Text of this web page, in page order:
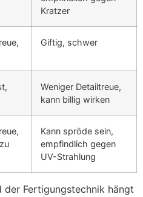
Kratzer
Giftig, schwer
Weniger Detailtreue,
kann billig wirken
Kann spröde sein,
empfindlich gegen
UV-Strahlung
der Fertigungstechnik hängt